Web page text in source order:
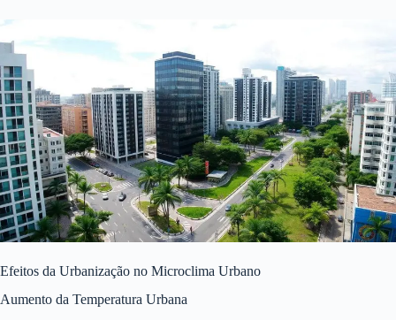
Efeitos da Urbanização no Microclima Urbano
Aumento da Temperatura Urbana